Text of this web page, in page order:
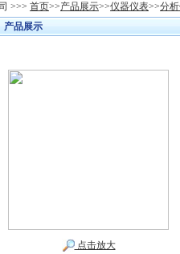
>>> 首页>>产品展示>>仪器仪表>>分
产品展示
点击放大